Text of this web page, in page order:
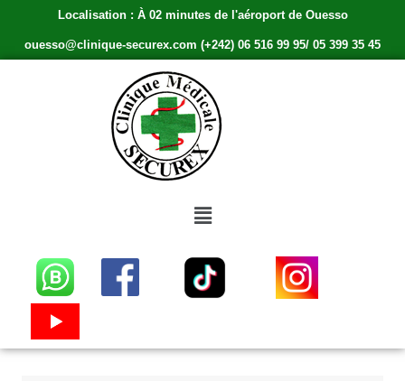
Localisation : À 02 minutes de l'aéroport de Ouesso
ouesso@clinique-securex.com (+242) 06 516 99 95/ 05 399 35 45